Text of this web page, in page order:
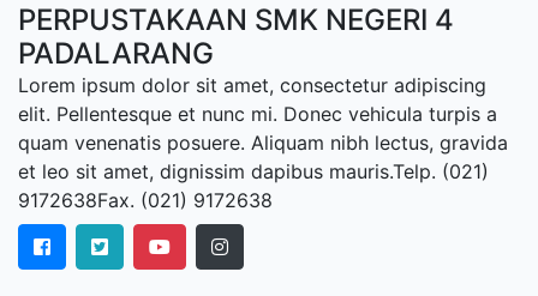
PERPUSTAKAAN SMK NEGERI 4
PADALARANG
Lorem ipsum dolor sit amet, consectetur adipiscing
elit. Pellentesque et nunc mi. Donec vehicula turpis a
quam venenatis posuere. Aliquam nibh lectus, gravida
et leo sit amet, dignissim dapibus mauris.Telp. (021)
9172638Fax. (021) 9172638